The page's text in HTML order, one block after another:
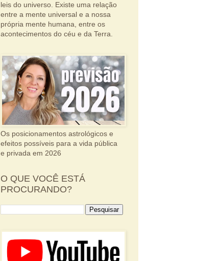
leis do universo. Existe uma relação
entre a mente universal e a nossa
própria mente humana, entre os
acontecimentos do céu e da Terra.
Os posicionamentos astrológicos e
efeitos possíveis para a vida pública
e privada em 2026
O QUE VOCÊ ESTÁ
PROCURANDO?